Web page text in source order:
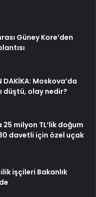
Güney Kore’den
DAKİKA: Moskova’da
düştü, olay nedir?
milyon TL’lik doğum
davetli için özel uçak
işçileri Bakanlık